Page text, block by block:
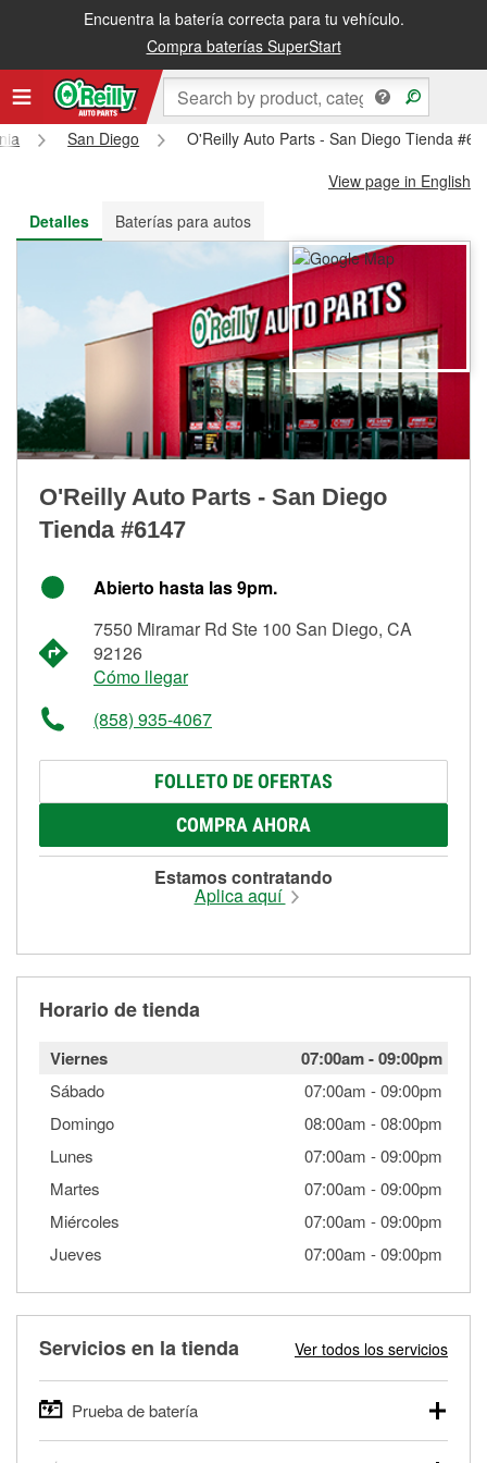
Encuentra la batería correcta para tu vehículo.
Compra baterías SuperStart
Recibe tu orden gratis al día siguiente o recógela en la tienda
San Diego
O'Reilly Auto Parts - San Diego Tienda
View page in English
Detalles
Baterías para autos
O'Reilly Auto Parts - San Diego
Tienda #6147
Abierto hasta las 9pm.
7550 Miramar Rd Ste 100 San Diego, CA
92126
Cómo llegar
(858) 935-4067
FOLLETO DE OFERTAS
COMPRA AHORA
Estamos contratando
Aplica aquí
Horario de tienda
Viernes 07:00am-09:00pm
Sábado 07:00am -09:00pm
Domingo
08:00am -08:00pm
Lunes
07:00am -09:00pm
Martes
07:00am -09:00pm
Miércoles
07:00am -09:00pm
Jueves
07:00am -09:00pm
Servicios en la tienda Ver todos los servicios
Prueba de batería